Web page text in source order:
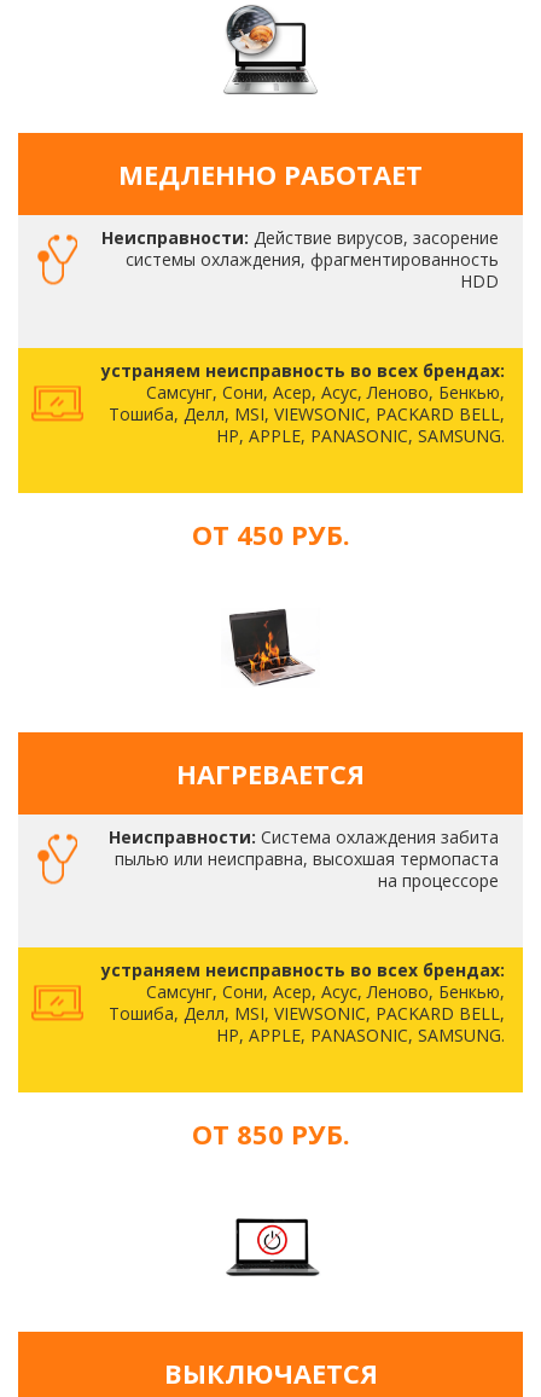
МЕДЛЕННО РАБОТАЕТ
Неисправности: Действие вирусов, засорение
системы охлаждения, фрагментированность
HDD
устраняем неисправность во всех брендах:
Самсунг, Сони, Асер, Асус, Леново, Бенкью,
Тошиба, Делл, MSI, VIEWSONIC, PACKARD BELL,
HP, APPLE, PANASONIC, SAMSUNG.
ОТ 450 РУБ.
НАГРЕВАЕТСЯ
Неисправности: Система охлаждения забита
пылью или неисправна, высохшая термопаста
на процессоре
устраняем неисправность во всех брендах:
Самсунг, Сони, Асер, Асус, Леново, Бенкью,
Тошиба, Делл, MSI, VIEWSONIC, PACKARD BELL,
HP, APPLE, PANASONIC, SAMSUNG.
ОТ 850 РУБ.
ВЫКЛЮЧАЕТСЯ